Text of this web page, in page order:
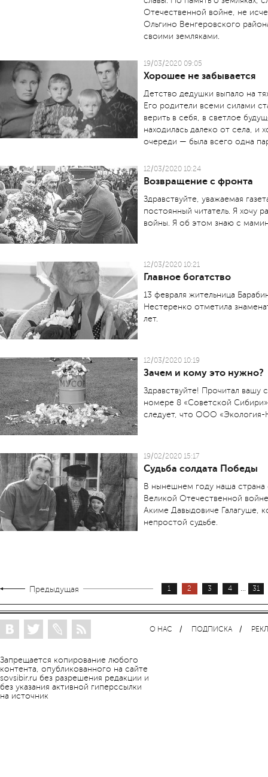
Отечественной войне, не
Ольгино Венгеровского
своими земляками.
19/03/2020 09:05
Хорошее не забывается
Детство дедушки выпало на
Его родители всеми силами
верить в себя, в светлое
находилась далеко от села, и
очереди — была всего одна
12/03/2020 10:24
Возвращение с фронта
Здравствуйте, уважаемая
постоянный читатель. Я хочу
войны. Я об этом знаю с
12/03/2020 10:21
Главное богатство
13 февраля жительница
Нестеренко отметила
лет.
12/03/2020 10:19
Зачем и кому это нужно?
Здравствуйте! Прочитал вашу
номере 8 «Советской
следует, что ООО «Экология-
19/02/2020 15:17
Судьба солдата Победы
В нынешнем году наша
Великой Отечественной
Акиме Давыдовиче Галагуше,
непростой судьбе.
Предыдущая 1 2 3 4 ... 31
Запрещается копирование любого
контента, опубликованного на сайте
sovsibir.ru без разрешения редакции и
без указания активной гиперссылки
на источник
О НАС ПОДПИСКА